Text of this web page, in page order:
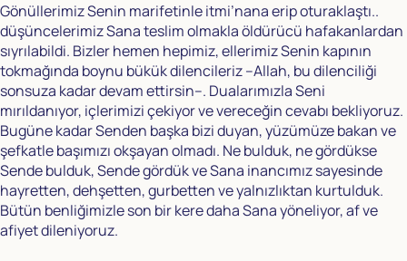
Gönüllerimiz Senin marifetinle itmi’nana erip oturaklaştı..
düşüncelerimiz Sana teslim olmakla öldürücü hafakanlardan
sıyrılabildi. Bizler hemen hepimiz, ellerimiz Senin kapının
tokmağında boynu bükük dilencileriz –Allah, bu dilenciliği
sonsuza kadar devam ettirsin–. Dualarımızla Seni
mırıldanıyor, içlerimizi çekiyor ve vereceğin cevabı bekliyoruz.
Bugüne kadar Senden başka bizi duyan, yüzümüze bakan ve
şefkatle başımızı okşayan olmadı. Ne bulduk, ne gördükse
Sende bulduk, Sende gördük ve Sana inancımız sayesinde
hayretten, dehşetten, gurbetten ve yalnızlıktan kurtulduk.
Bütün benliğimizle son bir kere daha Sana yöneliyor, af ve
afiyet dileniyoruz.